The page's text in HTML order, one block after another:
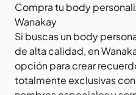
Compra tu body
Wanakay
Si buscas un body
de alta calidad, en
opción para crear
totalmente exclusivas